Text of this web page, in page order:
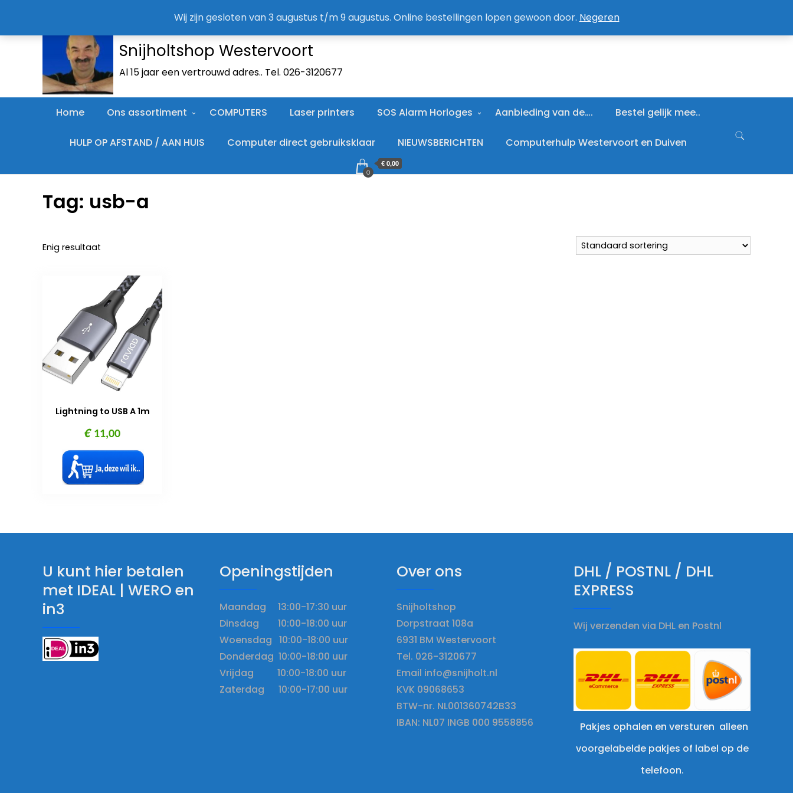
Wij zijn gesloten van 3 augustus t/m 9 augustus. Online bestellingen lopen gewoon door. Negeren
Snijholtshop Westervoort
Al 15 jaar een vertrouwd adres.. Tel. 026-3120677
Home Ons assortiment COMPUTERS Laser printers SOS Alarm Horloges Aanbieding van de…. Bestel gelijk mee..
HULP OP AFSTAND / AAN HUIS Computer direct gebruiksklaar NIEUWSBERICHTEN Computerhulp Westervoort en Duiven
0
€ 0,00
Tag: usb-a
Enig resultaat
Lightning to USB A 1m
€11,00
U kunt hier betalen
met IDEAL | WERO en
in3
Openingstijden
Maandag 13:00-17:30 uur
Dinsdag 10:00-18:00 uur
Woensdag 10:00-18:00 uur
Donderdag 10:00-18:00 uur
Vrijdag 10:00-18:00 uur
Zaterdag 10:00-17:00 uur
Over ons
Snijholtshop
Dorpstraat 108a
6931 BM Westervoort
Tel. 026-3120677
Email info@snijholt.nl
KVK 09068653
BTW-nr. NL001360742B33
IBAN: NL07 INGB 000 9558856
DHL / POSTNL / DHL
EXPRESS
Wij verzenden via DHL en Postnl
Pakjes ophalen en versturen alleen
voorgelabelde pakjes of label op de
telefoon.